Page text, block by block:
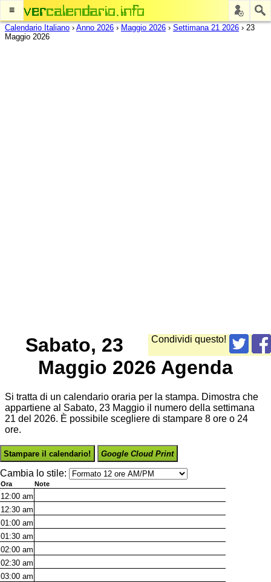
≡
Calendario Italiano › Anno 2026 › Maggio 2026 › Settimana 21 2026 › 23
Maggio 2026
Condividi questo!
Sabato, 23
Maggio 2026 Agenda
Si tratta di un calendario oraria per la stampa. Dimostra che
appartiene al Sabato, 23 Maggio il numero della settimana
21 del 2026. È possibile scegliere di stampare 8 ore o 24
ore.
Stampare il calendario! Google Cloud Print
Cambia lo stile:
Ora Note
12:00 am
12:30 am
01:00 am
01:30 am
02:00 am
02:30 am
03:00 am